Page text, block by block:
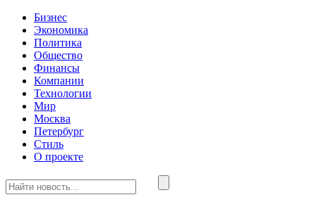
Бизнес
Экономика
Политика
Общество
Финансы
Компании
Технологии
Мир
Москва
Петербург
Стиль
О проекте